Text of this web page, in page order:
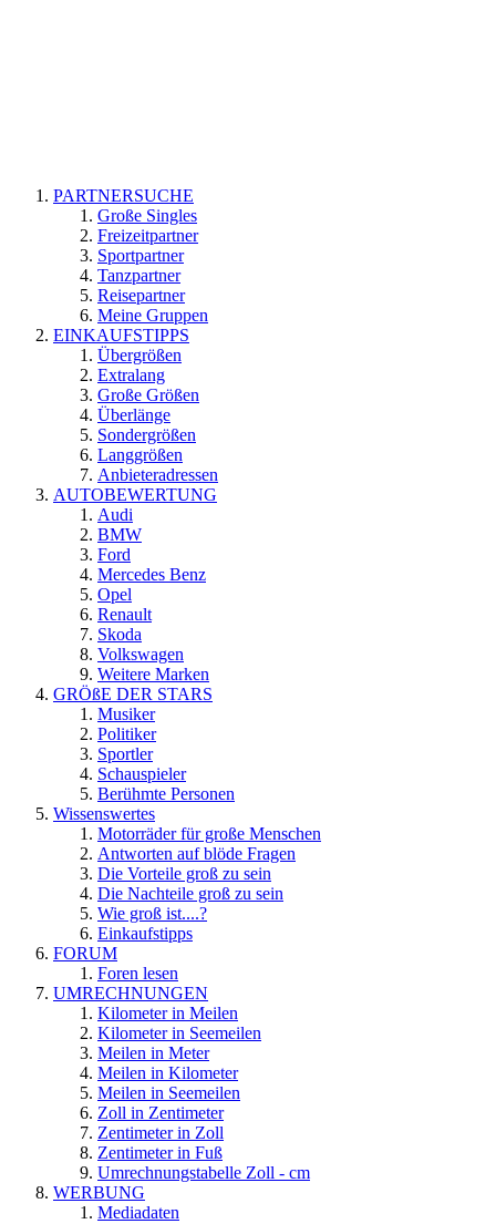
PARTNERSUCHE
Große Singles
Freizeitpartner
Sportpartner
Tanzpartner
Reisepartner
Meine Gruppen
EINKAUFSTIPPS
Übergrößen
Extralang
Große Größen
Überlänge
Sondergrößen
Langgrößen
Anbieteradressen
AUTOBEWERTUNG
Audi
BMW
Ford
Mercedes Benz
Opel
Renault
Skoda
Volkswagen
Weitere Marken
GRÖßE DER STARS
Musiker
Politiker
Sportler
Schauspieler
Berühmte Personen
Wissenswertes
Motorräder für große Menschen
Antworten auf blöde Fragen
Die Vorteile groß zu sein
Die Nachteile groß zu sein
Wie groß ist....?
Einkaufstipps
FORUM
Foren lesen
UMRECHNUNGEN
Kilometer in Meilen
Kilometer in Seemeilen
Meilen in Meter
Meilen in Kilometer
Meilen in Seemeilen
Zoll in Zentimeter
Zentimeter in Zoll
Zentimeter in Fuß
Umrechnungstabelle Zoll - cm
WERBUNG
Mediadaten